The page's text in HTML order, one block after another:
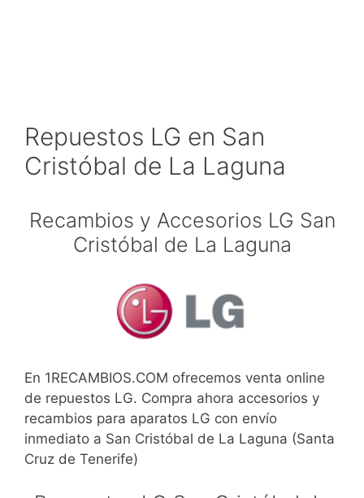
Repuestos LG en San
Cristóbal de La Laguna
Recambios y Accesorios LG San
Cristóbal de La Laguna
En 1RECAMBIOS.COM ofrecemos venta online
de repuestos LG. Compra ahora accesorios y
recambios para aparatos LG con envío
inmediato a San Cristóbal de La Laguna (Santa
Cruz de Tenerife)